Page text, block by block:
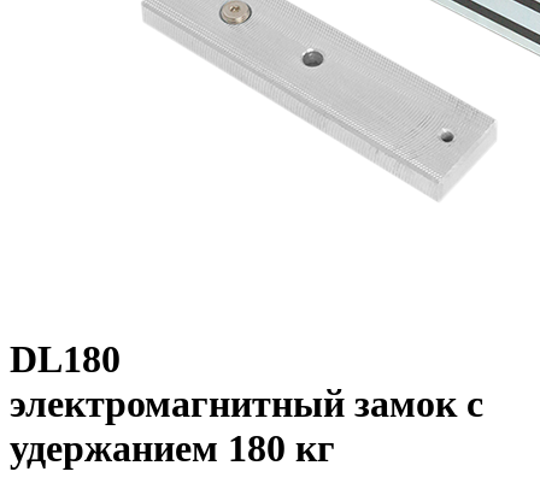
DL180
электромагнитный замок с
удержанием 180 кг